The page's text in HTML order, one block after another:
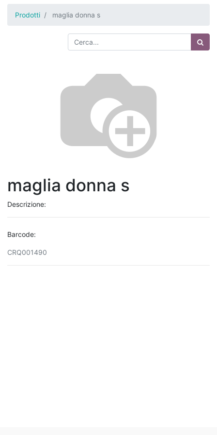
Prodotti maglia donna s
maglia donna s
Descrizione:
Barcode:
CRQ001490